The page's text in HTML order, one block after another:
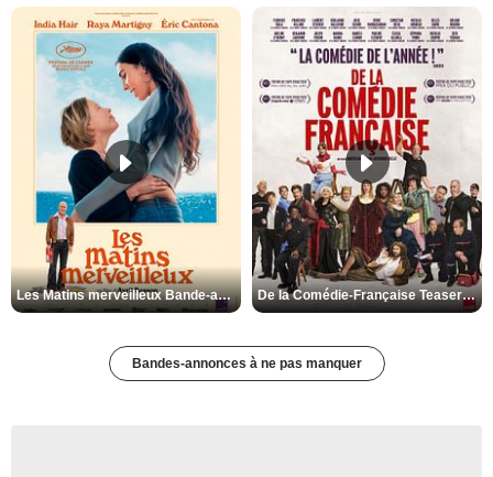
Les Matins merveilleux Bande-annonce VF De la Comédie-Française Teaser VF
Bandes-annonces à ne pas manquer